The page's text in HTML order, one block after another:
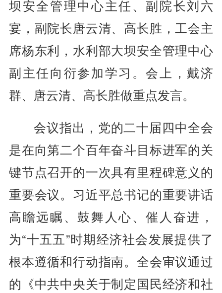
坝安全管理中心主任、副院长刘六
宴，副院长唐云清、高长胜，工会主
席杨东利，水利部大坝安全管理中心
副主任向衍参加学习。会上，戴济
群、唐云清、高长胜做重点发言。
会议指出，党的二十届四中全会
是在向第二个百年奋斗目标进军的关
键节点召开的一次具有里程碑意义的
重要会议。习近平总书记的重要讲话
高瞻远瞩、鼓舞人心、催人奋进，
为“十五五”时期经济社会发展提供了
根本遵循和行动指南。全会审议通过
的《中共中央关于制定国民经济和社